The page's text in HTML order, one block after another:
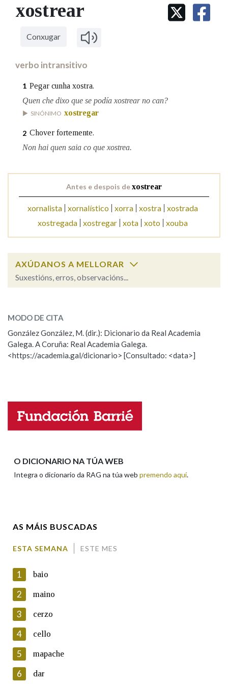
IDENTIDADE CORPORATIVA
MARCIAL DEL ADALID
FIGURAS HOMENAXEADAS
Facebook
TwitterYoutubeInstagram
Bluesky
BUSCAR NOS LEMAS
Comeza por
Contén
Marcas gramaticais
Pertence a
xostrear
Conxugar
verbo intransitivo
1 Pegar cunha xostra.
Quen che dixo que se podía xostrear no can?
SINÓNIMO xostregar
2 Chover fortemente.
Non hai quen saia co que xostrea.
Antes e despois dexostrear
xornalista xornalístico xorra xostra xostrada
xostregada xostregar xota xoto xouba
AXÚDANOS A MELLORAR
Suxestións, erros, observacións...
ESCOLLE UNHA OPCIÓN:
Observación Hai un erro na palabra
Propoño mellorar a definición
Nome
En cumprimento da normativa vixente en materia de
Protección de Datos de Carácter Persoal, a Real Academia
Galega informa a aqueles usuarios que faciliten o seu correo
electrónico, así como calquera outra información de carácter
persoal, que estes datos serán obxecto de tratamento
automatizado de carácter confidencial e incorporados aos seus
ficheiros informáticos. Así mesmo, os usuarios poderán exercer o
MODO DE CITA
González González, M. (dir.): Dicionario da Real Academia
Galega. A Coruña: Real Academia Galega.
<https://academia.gal/dicionario> [Consultado: <data>]
O DICIONARIO NA TÚA WEB
Integra o dicionario da RAG na túa web premendo aquí.
AS MÁIS BUSCADAS
ESTA SEMANA ESTE MES
1 baio
2 maino
3 cerzo
4 cello
5 mapache
6 dar